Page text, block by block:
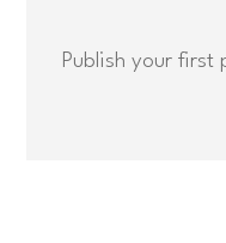
Publish your